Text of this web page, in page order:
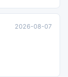
2026-08-07